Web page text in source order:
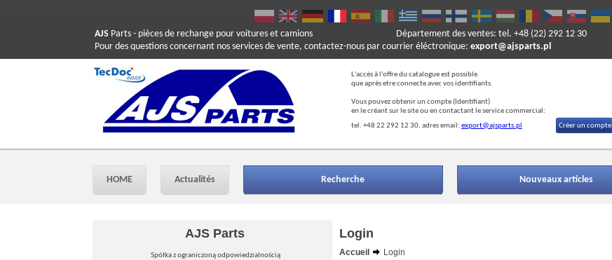
AJS Parts - pièces de rechange pour voitures et camions
Pour des questions concernant nos services de vente, contactez-nous par courrier éléctronique: export@ajsparts.pl
Département des ventes: tel. +48 (22) 292 12 30
L'accès à l'offre du catalogue est possible
que après etre connecte avec vos identifiants.
Vous pouvez obtenir un compte (Identifiant)
en le créant sur le site ou en contactant le service commercial:
tel. +48 22 292 12 30, adres email: export@ajsparts.pl Créer un compte
HOME Actualités Recherche Nouveaux articles
AJS Parts
Spółka z ograniczoną odpowiedzialnością
Login
Accueil
Login